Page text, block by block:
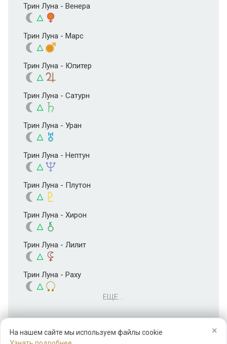
×
На нашем сайте мы используем файлы cookie
Трин Луна - Венера
Трин Луна - Марс
Трин Луна - Юпитер
Трин Луна - Сатурн
Трин Луна - Уран
Трин Луна - Нептун
Трин Луна - Плутон
Трин Луна - Хирон
Трин Луна - Лилит
Трин Луна - Раху
ЕЩЕ...